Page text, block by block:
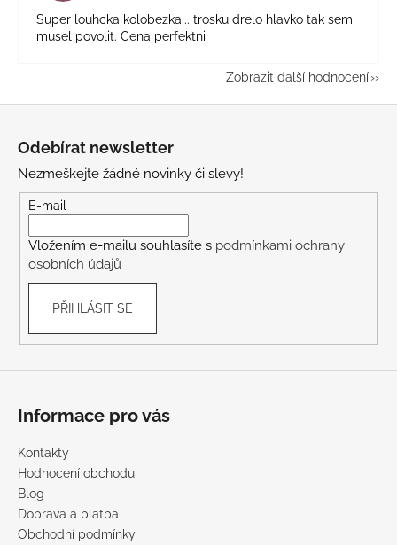
Super louhcka kolobezka... trosku drelo hlavko tak sem
musel povolit. Cena perfektni
Zobrazit další hodnocení
Odebírat newsletter
Nezmeškejte žádné novinky či slevy!
E-mail
Vložením e-mailu souhlasíte s podmínkami ochrany
osobních údajů
PŘIHLÁSIT SE
Informace pro vás
Kontakty
Hodnocení obchodu
Blog
Doprava a platba
Obchodní podmínky